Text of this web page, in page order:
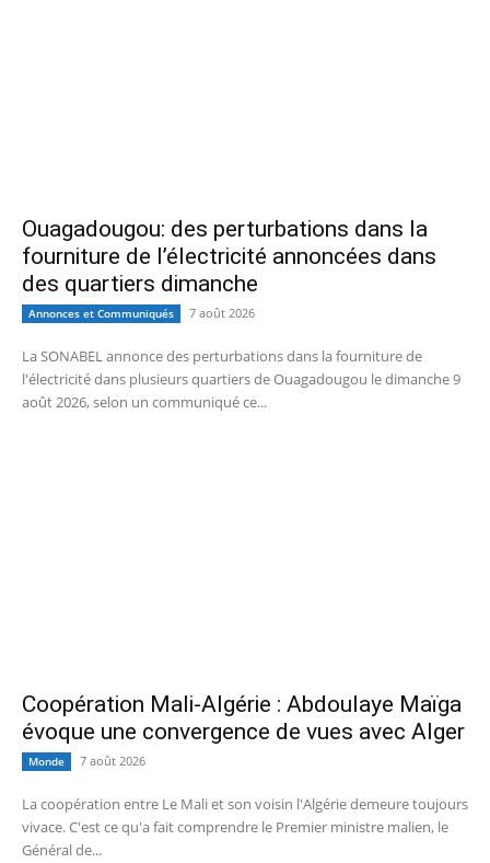
Ouagadougou: des perturbations dans la
fourniture de l’électricité annoncées dans
des quartiers dimanche
Annonces et Communiqués 7 août 2026
La SONABEL annonce des perturbations dans la fourniture de
l'électricité dans plusieurs quartiers de Ouagadougou le dimanche 9
août 2026, selon un communiqué ce...
Coopération Mali-Algérie : Abdoulaye Maïga
évoque une convergence de vues avec Alger
Monde 7 août 2026
La coopération entre Le Mali et son voisin l'Algérie demeure toujours
vivace. C'est ce qu'a fait comprendre le Premier ministre malien, le
Général de...